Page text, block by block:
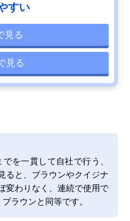
すい
見る
見る
を一貫して自社で行う、
ると、ブラウンやクイジナ
変わりなく、連続で使用で
ラウンと同等です。